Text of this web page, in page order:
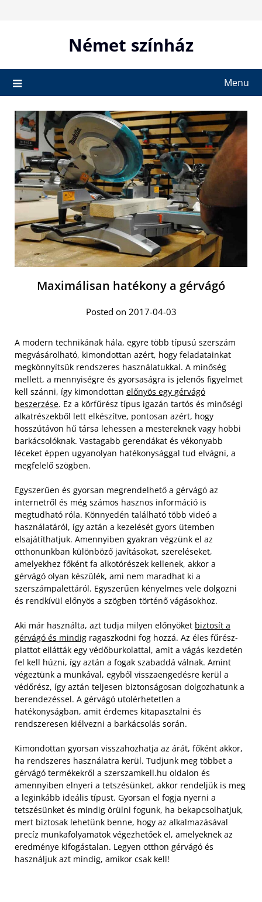
Német színház
Menu
Maximálisan hatékony a gérvágó
Posted on 2017-04-03
A modern technikának hála, egyre több típusú szerszám
megvásárolható, kimondottan azért, hogy feladatainkat
megkönnyítsük rendszeres használatukkal. A minőség
mellett, a mennyiségre és gyorsaságra is jelenős figyelmet
kell szánni, így kimondottan előnyös egy gérvágó
beszerzése. Ez a körfűrész típus igazán tartós és minőségi
alkatrészekből lett elkészítve, pontosan azért, hogy
hosszútávon hű társa lehessen a mestereknek vagy hobbi
barkácsolóknak. Vastagabb gerendákat és vékonyabb
léceket éppen ugyanolyan hatékonysággal tud elvágni, a
megfelelő szögben.
Egyszerűen és gyorsan megrendelhető a gérvágó az
internetről és még számos hasznos információ is
megtudható róla. Könnyedén található több videó a
használatáról, így aztán a kezelését gyors ütemben
elsajátíthatjuk. Amennyiben gyakran végzünk el az
otthonunkban különböző javításokat, szereléseket,
amelyekhez főként fa alkotórészek kellenek, akkor a
gérvágó olyan készülék, ami nem maradhat ki a
szerszámpalettáról. Egyszerűen kényelmes vele dolgozni
és rendkívül előnyös a szögben történő vágásokhoz.
Aki már használta, azt tudja milyen előnyöket biztosít a
gérvágó és mindig ragaszkodni fog hozzá. Az éles fűrész-
plattot ellátták egy védőburkolattal, amit a vágás kezdetén
fel kell húzni, így aztán a fogak szabaddá válnak. Amint
végeztünk a munkával, egyből visszaengedésre kerül a
védőrész, így aztán teljesen biztonságosan dolgozhatunk a
berendezéssel. A gérvágó utolérhetetlen a
hatékonyságban, amit érdemes kitapasztalni és
rendszeresen kiélvezni a barkácsolás során.
Kimondottan gyorsan visszahozhatja az árát, főként akkor,
ha rendszeres használatra kerül. Tudjunk meg többet a
gérvágó termékekről a szerszamkell.hu oldalon és
amennyiben elnyeri a tetszésünket, akkor rendeljük is meg
a leginkább ideális típust. Gyorsan el fogja nyerni a
tetszésünket és mindig örülni fogunk, ha bekapcsolhatjuk,
mert biztosak lehetünk benne, hogy az alkalmazásával
precíz munkafolyamatok végezhetőek el, amelyeknek az
eredménye kifogástalan. Legyen otthon gérvágó és
használjuk azt mindig, amikor csak kell!